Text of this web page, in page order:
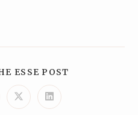
ESSE POST
Abre
em
Abre
em